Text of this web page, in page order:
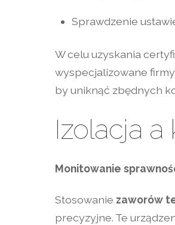
Sprawdzenie
W celu uzyskania
wyspecjalizowane
by uniknąć zbędnych
Izolacja
Monitowanie
Stosowanie zaworów
precyzyjne. Te